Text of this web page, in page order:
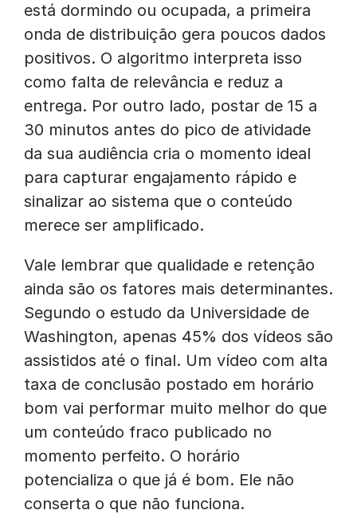
está dormindo ou ocupada, a primeira
onda de distribuição gera poucos dados
positivos. O algoritmo interpreta isso
como falta de relevância e reduz a
entrega. Por outro lado, postar de 15 a
30 minutos antes do pico de atividade
da sua audiência cria o momento ideal
para capturar engajamento rápido e
sinalizar ao sistema que o conteúdo
merece ser amplificado.
Vale lembrar que qualidade e retenção
ainda são os fatores mais determinantes.
Segundo o estudo da Universidade de
Washington, apenas 45% dos vídeos são
assistidos até o final. Um vídeo com alta
taxa de conclusão postado em horário
bom vai performar muito melhor do que
um conteúdo fraco publicado no
momento perfeito. O horário
potencializa o que já é bom. Ele não
conserta o que não funciona.